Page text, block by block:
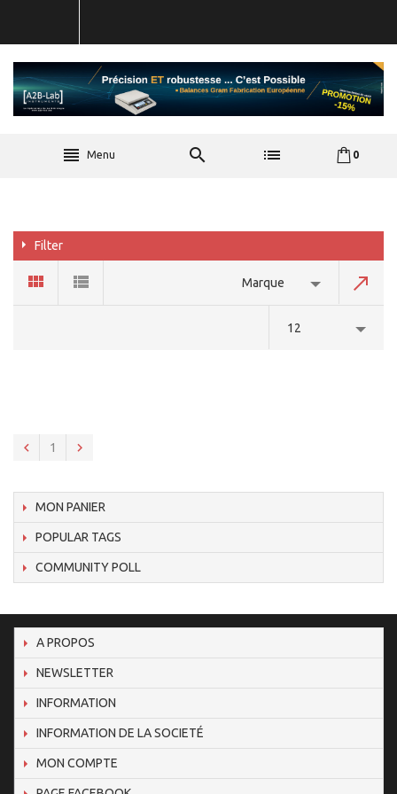
Menu 0
Filter
Marque
12
1
MON PANIER
POPULAR TAGS
COMMUNITY POLL
A PROPOS
NEWSLETTER
INFORMATION
INFORMATION DE LA SOCIETÉ
MON COMPTE